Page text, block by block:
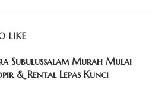
LIKE
Subulussalam Murah Mulai
& Rental Lepas Kunci